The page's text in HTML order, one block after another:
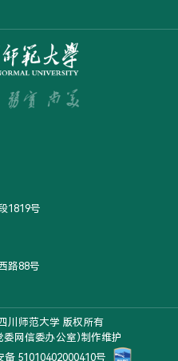
1819号
路88号
川师范大学 版权所有
网信委办公室)制作维护
备 51010402000410号